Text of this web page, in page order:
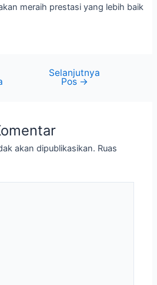
meraih prestasi yang lebih baik
Selanjutnya
Pos →
akan dipublikasikan. Ruas